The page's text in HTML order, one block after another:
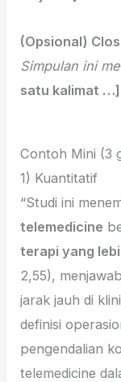
(Opsional)
Simpulan ini
satu kalimat …]
Contoh Mini (3
1) Kuantitatif
“Studi ini
telemedicine
terapi yang
2,55),
jarak jauh di
definisi
pengendalian
telemedicine